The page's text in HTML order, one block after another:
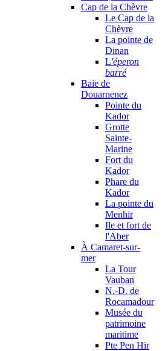
Cap de la Chèvre
Le Cap de la
Chèvre
La pointe de
Dinan
L'éperon
barré
Baie de
Douarnenez
Pointe du
Kador
Grotte
Sainte-
Marine
Fort du
Kador
Phare du
Kador
La pointe du
Menhir
Ile et fort de
l'Aber
À Camaret-sur-
mer
La Tour
Vauban
N.-D. de
Rocamadour
Musée du
patrimoine
maritime
Pte Pen Hir